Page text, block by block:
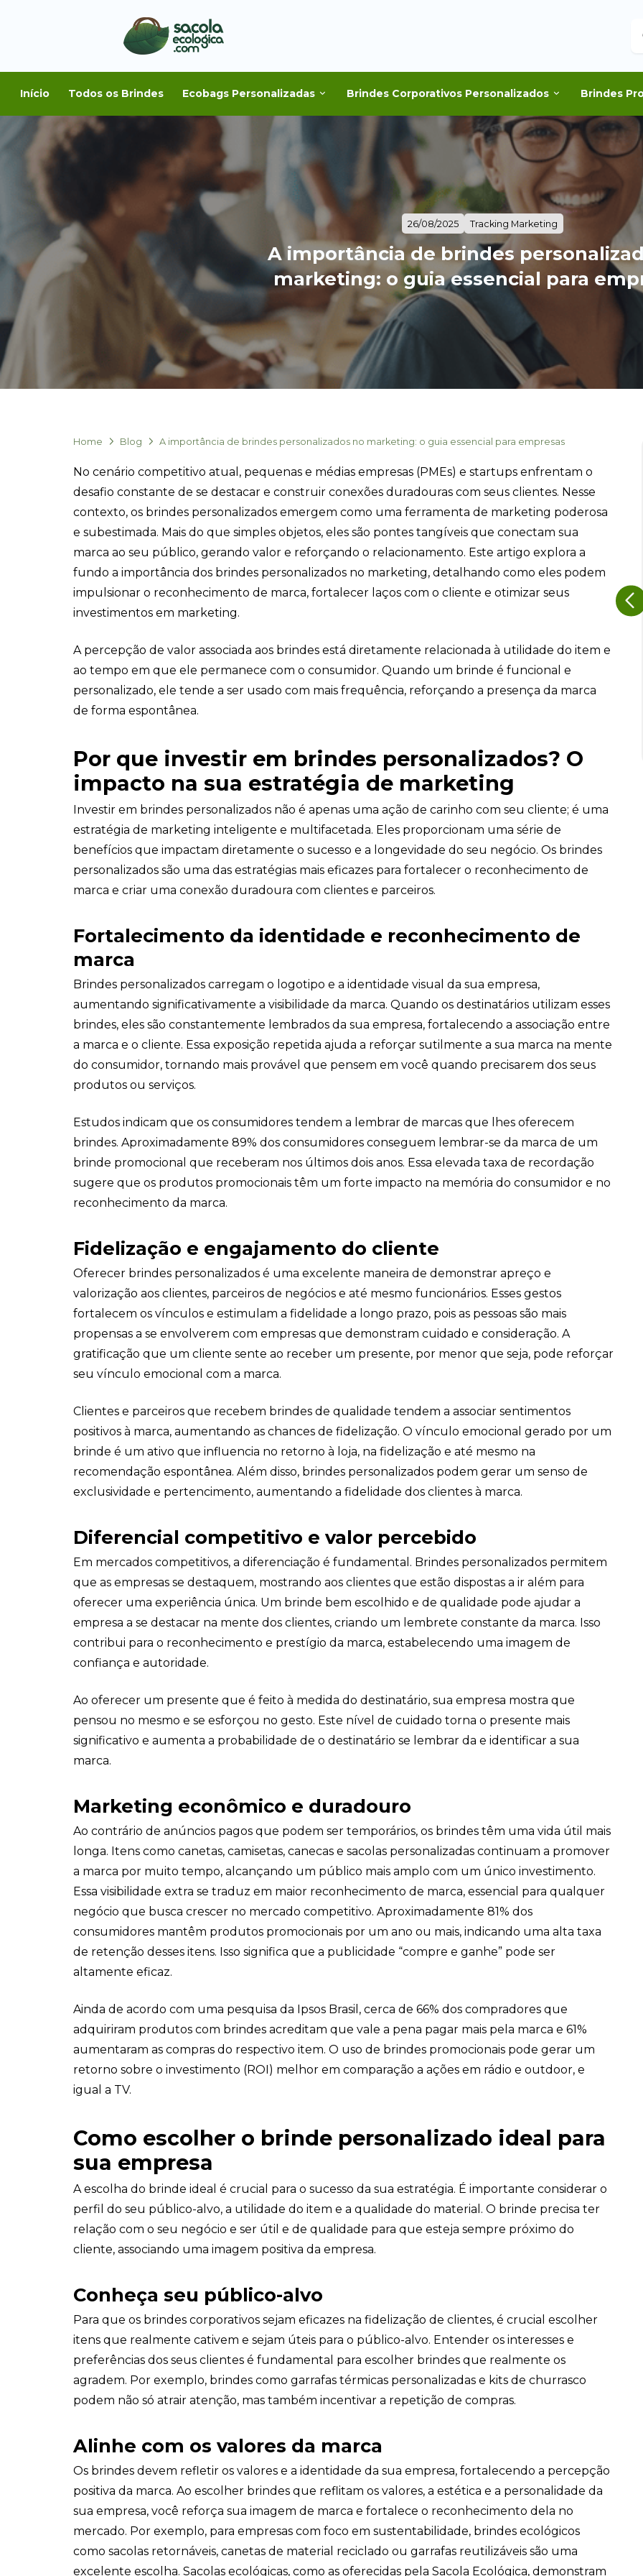
Início Todos os Brindes Ecobags Personalizadas Brindes Corporativos Personalizados Brindes
26/08/2025 Tracking Marketing
A importância de brindes
marketing: o guia essencial para
Home Blog A importância de brindes personalizados no marketing: o guia essencial para empresas
No cenário competitivo atual, pequenas e médias empresas (PMEs) e startups enfrentam o
desafio constante de se destacar e construir conexões duradouras com seus clientes. Nesse
contexto, os brindes personalizados emergem como uma ferramenta de marketing poderosa
e subestimada. Mais do que simples objetos, eles são pontes tangíveis que conectam sua
marca ao seu público, gerando valor e reforçando o relacionamento. Este artigo explora a
fundo a importância dos brindes personalizados no marketing, detalhando como eles podem
impulsionar o reconhecimento de marca, fortalecer laços com o cliente e otimizar seus
investimentos em marketing.
A percepção de valor associada aos brindes está diretamente relacionada à utilidade do item e
ao tempo em que ele permanece com o consumidor. Quando um brinde é funcional e
personalizado, ele tende a ser usado com mais frequência, reforçando a presença da marca
de forma espontânea.
Por que investir em brindes personalizados? O
impacto na sua estratégia de marketing
Investir em brindes personalizados não é apenas uma ação de carinho com seu cliente; é uma
estratégia de marketing inteligente e multifacetada. Eles proporcionam uma série de
benefícios que impactam diretamente o sucesso e a longevidade do seu negócio. Os brindes
personalizados são uma das estratégias mais eficazes para fortalecer o reconhecimento de
marca e criar uma conexão duradoura com clientes e parceiros.
Fortalecimento da identidade e reconhecimento de
marca
Brindes personalizados carregam o logotipo e a identidade visual da sua empresa,
aumentando significativamente a visibilidade da marca. Quando os destinatários utilizam esses
brindes, eles são constantemente lembrados da sua empresa, fortalecendo a associação entre
a marca e o cliente. Essa exposição repetida ajuda a reforçar sutilmente a sua marca na mente
do consumidor, tornando mais provável que pensem em você quando precisarem dos seus
produtos ou serviços.
Estudos indicam que os consumidores tendem a lembrar de marcas que lhes oferecem
brindes. Aproximadamente 89% dos consumidores conseguem lembrar-se da marca de um
brinde promocional que receberam nos últimos dois anos. Essa elevada taxa de recordação
sugere que os produtos promocionais têm um forte impacto na memória do consumidor e no
reconhecimento da marca.
Fidelização e engajamento do cliente
Oferecer brindes personalizados é uma excelente maneira de demonstrar apreço e
valorização aos clientes, parceiros de negócios e até mesmo funcionários. Esses gestos
fortalecem os vínculos e estimulam a fidelidade a longo prazo, pois as pessoas são mais
propensas a se envolverem com empresas que demonstram cuidado e consideração. A
gratificação que um cliente sente ao receber um presente, por menor que seja, pode reforçar
seu vínculo emocional com a marca.
Clientes e parceiros que recebem brindes de qualidade tendem a associar sentimentos
positivos à marca, aumentando as chances de fidelização. O vínculo emocional gerado por um
brinde é um ativo que influencia no retorno à loja, na fidelização e até mesmo na
recomendação espontânea. Além disso, brindes personalizados podem gerar um senso de
exclusividade e pertencimento, aumentando a fidelidade dos clientes à marca.
Diferencial competitivo e valor percebido
Em mercados competitivos, a diferenciação é fundamental. Brindes personalizados permitem
que as empresas se destaquem, mostrando aos clientes que estão dispostas a ir além para
oferecer uma experiência única. Um brinde bem escolhido e de qualidade pode ajudar a
empresa a se destacar na mente dos clientes, criando um lembrete constante da marca. Isso
contribui para o reconhecimento e prestígio da marca, estabelecendo uma imagem de
confiança e autoridade.
Ao oferecer um presente que é feito à medida do destinatário, sua empresa mostra que
pensou no mesmo e se esforçou no gesto. Este nível de cuidado torna o presente mais
significativo e aumenta a probabilidade de o destinatário se lembrar da e identificar a sua
marca.
Marketing econômico e duradouro
Ao contrário de anúncios pagos que podem ser temporários, os brindes têm uma vida útil mais
longa. Itens como canetas, camisetas, canecas e sacolas personalizadas continuam a promover
a marca por muito tempo, alcançando um público mais amplo com um único investimento.
Essa visibilidade extra se traduz em maior reconhecimento de marca, essencial para qualquer
negócio que busca crescer no mercado competitivo. Aproximadamente 81% dos
consumidores mantêm produtos promocionais por um ano ou mais, indicando uma alta taxa
de retenção desses itens. Isso significa que a publicidade “compre e ganhe” pode ser
altamente eficaz.
Ainda de acordo com uma pesquisa da Ipsos Brasil, cerca de 66% dos compradores que
adquiriram produtos com brindes acreditam que vale a pena pagar mais pela marca e 61%
aumentaram as compras do respectivo item. O uso de brindes promocionais pode gerar um
retorno sobre o investimento (ROI) melhor em comparação a ações em rádio e outdoor, e
igual a TV.
Como escolher o brinde personalizado ideal para
sua empresa
A escolha do brinde ideal é crucial para o sucesso da sua estratégia. É importante considerar o
perfil do seu público-alvo, a utilidade do item e a qualidade do material. O brinde precisa ter
relação com o seu negócio e ser útil e de qualidade para que esteja sempre próximo do
cliente, associando uma imagem positiva da empresa.
Conheça seu público-alvo
Para que os brindes corporativos sejam eficazes na fidelização de clientes, é crucial escolher
itens que realmente cativem e sejam úteis para o público-alvo. Entender os interesses e
preferências dos seus clientes é fundamental para escolher brindes que realmente os
agradem. Por exemplo, brindes como garrafas térmicas personalizadas e kits de churrasco
podem não só atrair atenção, mas também incentivar a repetição de compras.
Alinhe com os valores da marca
Os brindes devem refletir os valores e a identidade da sua empresa, fortalecendo a percepção
positiva da marca. Ao escolher brindes que reflitam os valores, a estética e a personalidade da
sua empresa, você reforça sua imagem de marca e fortalece o reconhecimento dela no
mercado. Por exemplo, para empresas com foco em sustentabilidade, brindes ecológicos
como sacolas retornáveis, canetas de material reciclado ou garrafas reutilizáveis são uma
excelente escolha. Sacolas ecológicas, como as oferecidas pela Sacola Ecológica, demonstram
Sacola Ecológica
online
+55
Eu concordo em receber comunicações.
A nossa empresa está comprometida a proteger e respeitar sua
privacidade, utilizaremos seus dados apenas para fins de